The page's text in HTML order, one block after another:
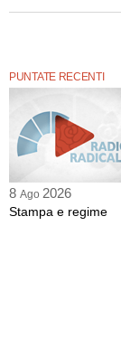
PUNTATE RECENTI
8 Ago 2026
Stampa e regime